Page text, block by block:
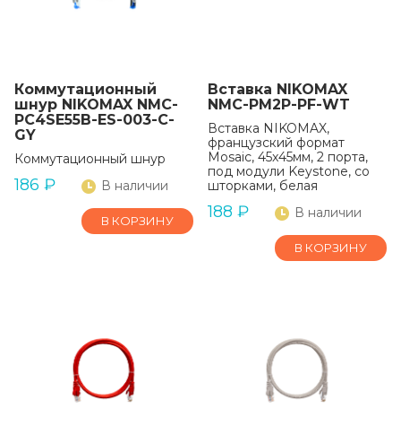
Коммутационный
шнур NIKOMAX NMC-
PC4SE55B-ES-003-C-
GY
Коммутационный шнур
186 ₽ В наличии
В КОРЗИНУ
Вставка NIKOMAX
NMC-PM2P-PF-WT
Вставка NIKOMAX,
французский формат
Mosaic, 45x45мм, 2 порта,
под модули Keystone, со
шторками, белая
188 ₽ В наличии
В КОРЗИНУ